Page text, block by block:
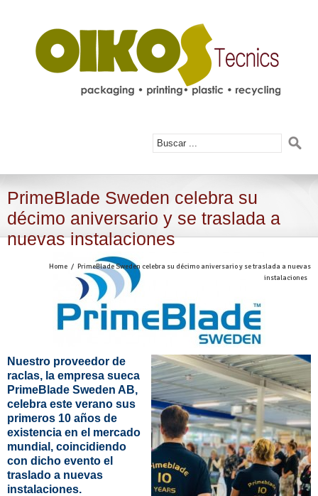
PrimeBlade Sweden celebra su
décimo aniversario y se traslada a
nuevas instalaciones
Home
PrimeBlade Sweden celebra su décimo aniversario y se traslada a nuevas
instalaciones
Nuestro proveedor de
raclas, la empresa sueca
PrimeBlade Sweden AB,
celebra este verano sus
primeros 10 años de
existencia en el mercado
mundial, coincidiendo
con dicho evento el
traslado a nuevas
instalaciones.